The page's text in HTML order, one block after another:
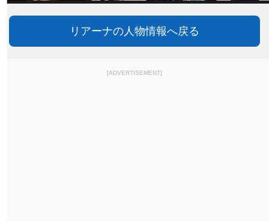
リアーナの人物情報へ戻る
[ADVERTISEMENT]